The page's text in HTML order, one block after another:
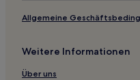
Allgemeine
Weitere Informationen
Über uns